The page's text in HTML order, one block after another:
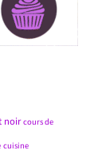
noir cours de
cuisine